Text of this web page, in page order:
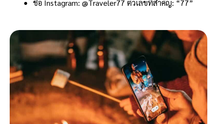
ชื่อ Instagram: @Traveler77 ตัวเลขที่สำคัญ: “77”